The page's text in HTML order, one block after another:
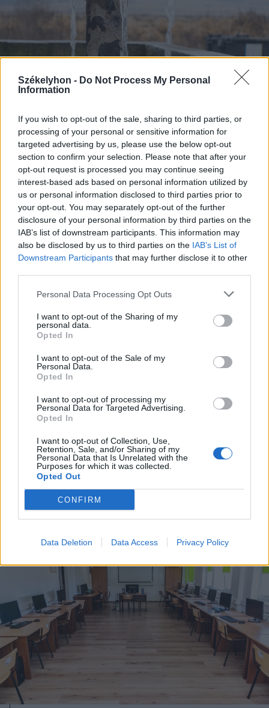
Székelyhon - Do Not Process My Personal
Information
If you wish to opt-out of the sale, sharing to third parties, or
processing of your personal or sensitive information for
targeted advertising by us, please use the below opt-out
section to confirm your selection. Please note that after your
opt-out request is processed you may continue seeing
interest-based ads based on personal information utilized by
us or personal information disclosed to third parties prior to
your opt-out. You may separately opt-out of the further
disclosure of your personal information by third parties on the
IAB’s list of downstream participants. This information may
also be disclosed by us to third parties on the IAB’s List of
Downstream Participants that may further disclose it to other
Personal Data Processing Opt Outs
I want to opt-out of the Sharing of my
personal data.
Opted In
I want to opt-out of the Sale of my
Personal Data.
Opted In
I want to opt-out of processing my
Personal Data for Targeted Advertising.
Opted In
I want to opt-out of Collection, Use,
Retention, Sale, and/or Sharing of my
Personal Data that Is Unrelated with the
Purposes for which it was collected.
Opted Out
CONFIRM
Data Deletion Data Access Privacy Policy
2023. május 24., szerda
Helyben marad ezentúl a
gyógyászati ásványvíz kitermelési
illetékének 80 százaléka
2023. május 24., szerda
a szakszervezeti vezetők
meghívták tanácskozni a kormány
képviselőit